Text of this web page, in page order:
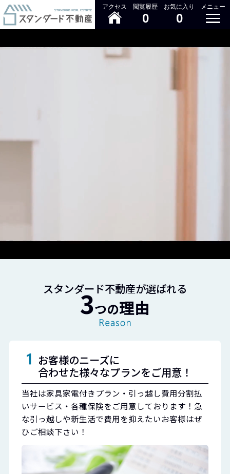
アクセス 閲覧履歴
0
お気に入り
0
メニュー
スタンダード不動産が選ばれる
3つの理由
お客様のニーズに
合わせた様々なプランをご用意！
当社は家具家電付きプラン・引っ越し費用分割払
いサービス・各種保険をご用意しております！急
な引っ越しや新生活で費用を抑えたいお客様はぜ
ひご相談下さい！